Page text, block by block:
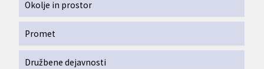
Okolje in prostor
Promet
Družbene dejavnosti